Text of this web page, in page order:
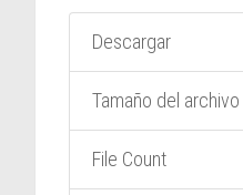
Descargar
Tamaño del archivo
File Count